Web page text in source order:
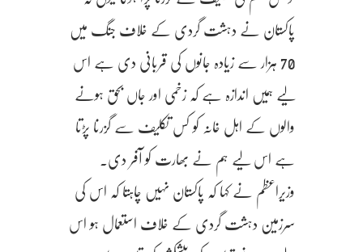
پاکستان نے دہشت گردی کے خلاف جنگ میں
70 ہزار سے زیادہ جانوں کی قربانی دی ہے اس
لیے ہمیں اندازہ ہے کہ زخمی اور جاں بحق ہونے
والوں کے اہل خانہ کو کس تکلیف سے گزرنا پڑتا
ہے اس لیے ہم نے بھارت کو آفر دی۔
وزیراعظم نے کہا کہ پاکستان نہیں چاہتا کہ اس کی
سرزمین دہشت گردی کے خلاف استعمال ہو اس